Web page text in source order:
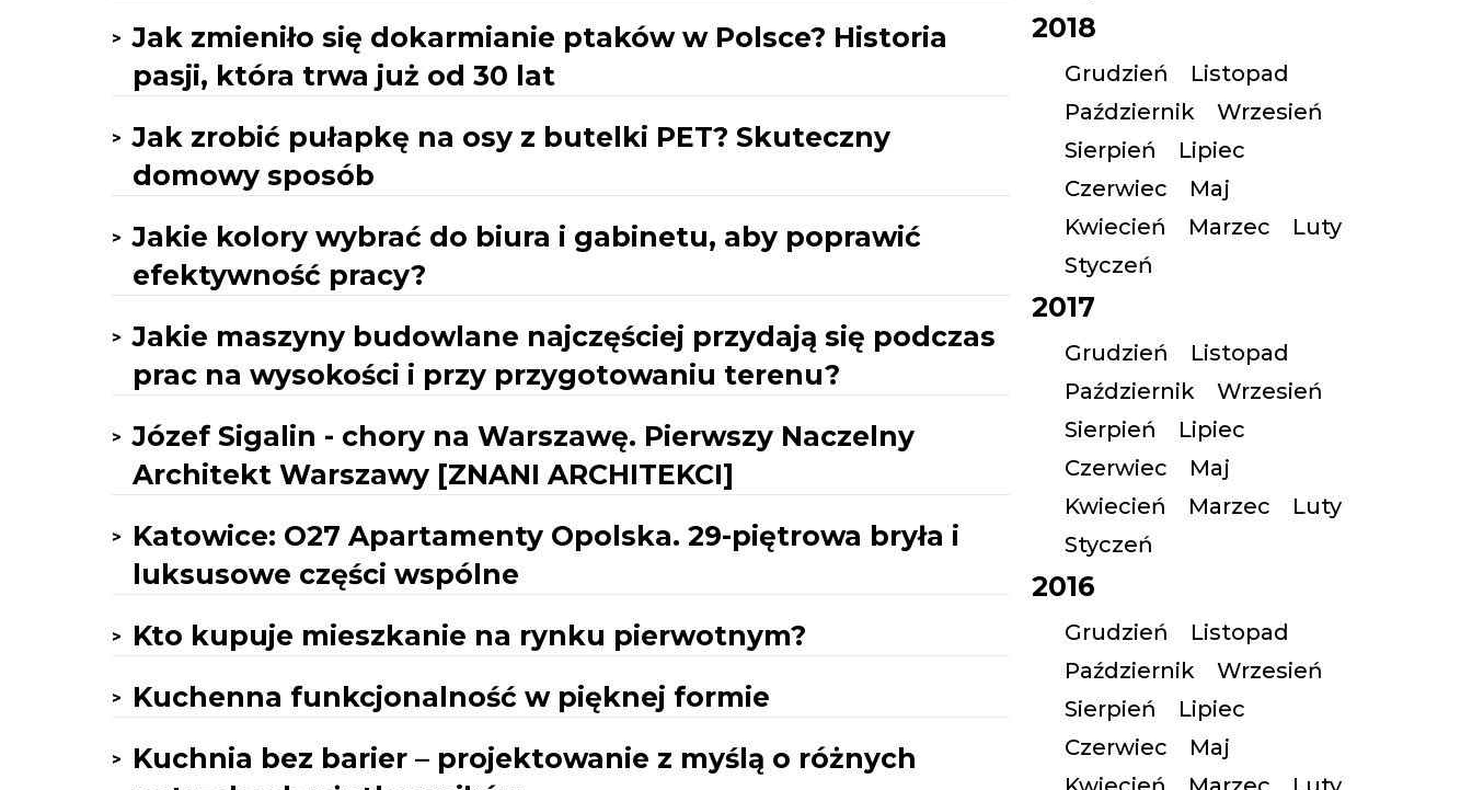
Jak zmieniło się dokarmianie ptaków w Polsce? Historia
pasji, która trwa już od 30 lat
Jak zrobić pułapkę na osy z butelki PET? Skuteczny
domowy sposób
Jakie kolory wybrać do biura i gabinetu, aby poprawić
efektywność pracy?
Jakie maszyny budowlane najczęściej przydają się podczas
prac na wysokości i przy przygotowaniu terenu?
Józef Sigalin - chory na Warszawę. Pierwszy Naczelny
Architekt Warszawy [ZNANI ARCHITEKCI]
Katowice: O27 Apartamenty Opolska. 29-piętrowa bryła i
luksusowe części wspólne
Kto kupuje mieszkanie na rynku pierwotnym?
Kuchenna funkcjonalność w pięknej formie
Kuchnia bez barier – projektowanie z myślą o różnych
2018
Grudzień
Listopad
Październik
Wrzesień
Sierpień
Lipiec
Czerwiec
Maj
Kwiecień
Marzec
Luty
Styczeń
2017
Grudzień
Listopad
Październik
Wrzesień
Sierpień
Lipiec
Czerwiec
Maj
Kwiecień
Marzec
Luty
Styczeń
2016
Grudzień
Listopad
Październik
Wrzesień
Sierpień
Lipiec
Czerwiec
Maj